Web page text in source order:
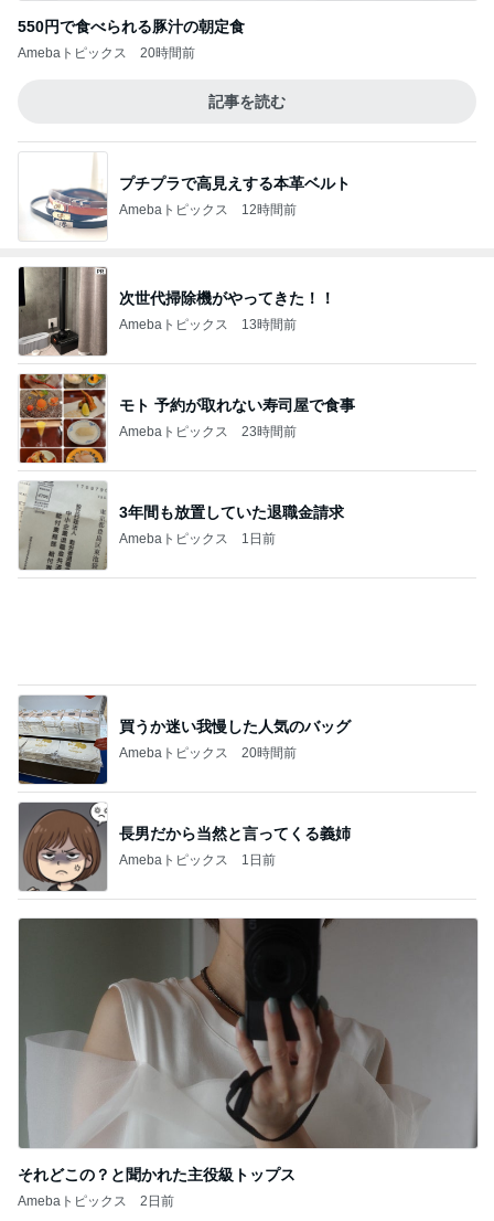
550円で食べられる豚汁の朝定食
Amebaトピックス 20時間前
記事を読む
プチプラで高見えする本革ベルト
Amebaトピックス 12時間前
次世代掃除機がやってきた！！
Amebaトピックス 13時間前
モト 予約が取れない寿司屋で食事
Amebaトピックス 23時間前
3年間も放置していた退職金請求
Amebaトピックス 1日前
買うか迷い我慢した人気のバッグ
Amebaトピックス 20時間前
長男だから当然と言ってくる義姉
Amebaトピックス 1日前
それどこの？と聞かれた主役級トップス
Amebaトピックス 2日前